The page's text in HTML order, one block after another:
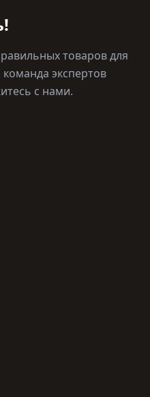
товаров для
экспертов
с нами.